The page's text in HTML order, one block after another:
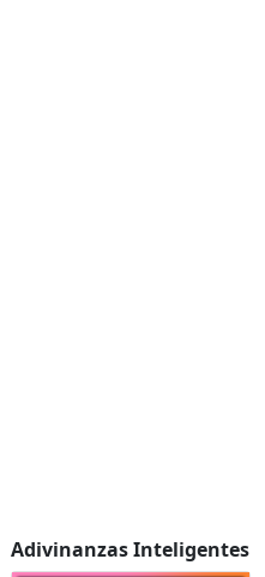
Adivinanzas Inteligentes